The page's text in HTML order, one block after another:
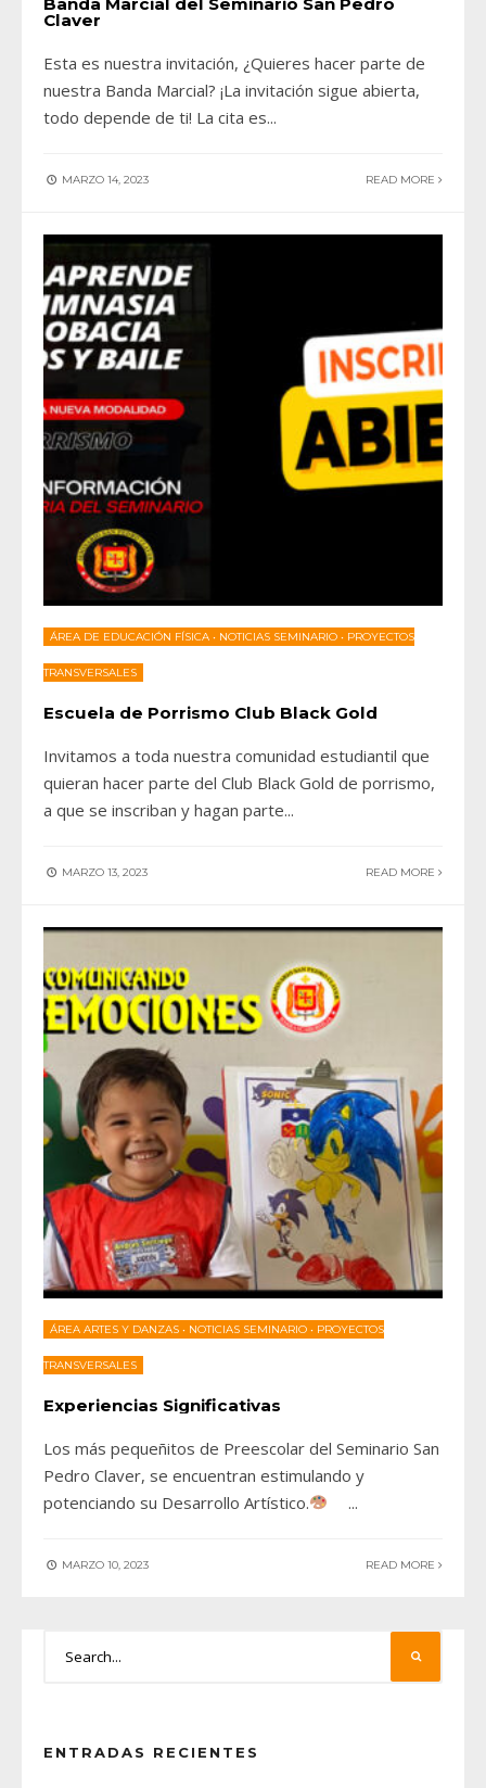
Claver
Esta es nuestra invitación, ¿Quieres hacer parte de
nuestra Banda Marcial? ¡La invitación sigue abierta,
todo depende de ti! La cita es...
MARZO 14, 2023 READ MORE
ÁREA DE EDUCACIÓN FÍSICA • NOTICIAS SEMINARIO • PROYECTOS
TRANSVERSALES
Escuela de Porrismo Club Black Gold
Invitamos a toda nuestra comunidad estudiantil que
quieran hacer parte del Club Black Gold de porrismo,
a que se inscriban y hagan parte...
MARZO 13, 2023 READ MORE
ÁREA ARTES Y DANZAS • NOTICIAS SEMINARIO • PROYECTOS
TRANSVERSALES
Experiencias Significativas
Los más pequeñitos de Preescolar del Seminario San
Pedro Claver, se encuentran estimulando y
potenciando su Desarrollo Artístico.
...
MARZO 10, 2023 READ MORE
ENTRADAS RECIENTES